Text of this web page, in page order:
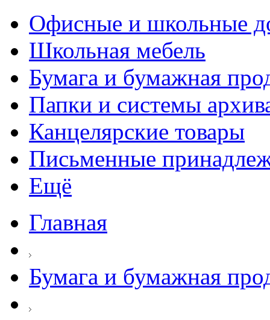
Офисные и школьные
Школьная мебель
Бумага и бумажная
Папки и системы
Канцелярские товары
Письменные
Ещё
Главная
Бумага и бумажная